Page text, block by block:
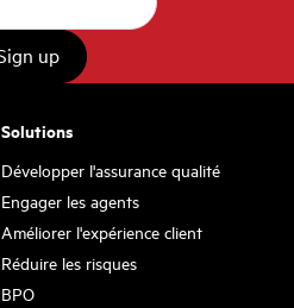
Solutions
Développer l'assurance qualité
Engager les agents
Améliorer l'expérience client
Réduire les risques
BPO